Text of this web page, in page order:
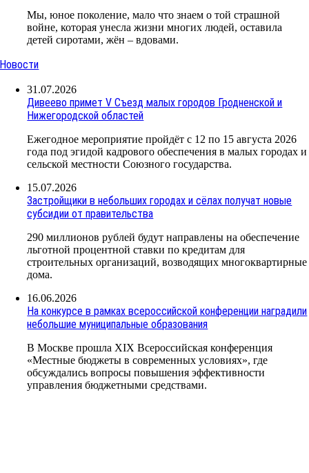
Мы, юное поколение, мало что знаем о той страшной
войне, которая унесла жизни многих людей, оставила
детей сиротами, жён – вдовами.
Новости
31.07.2026
Дивеево примет V Съезд малых городов Гродненской и
Нижегородской областей
Ежегодное мероприятие пройдёт с 12 по 15 августа 2026
года под эгидой кадрового обеспечения в малых городах и
сельской местности Союзного государства.
15.07.2026
Застройщики в небольших городах и сёлах получат новые
субсидии от правительства
290 миллионов рублей будут направлены на обеспечение
льготной процентной ставки по кредитам для
строительных организаций, возводящих многоквартирные
дома.
16.06.2026
На конкурсе в рамках всероссийской конференции наградили
небольшие муниципальные образования
В Москве прошла XIX Всероссийская конференция
«Местные бюджеты в современных условиях», где
обсуждались вопросы повышения эффективности
управления бюджетными средствами.